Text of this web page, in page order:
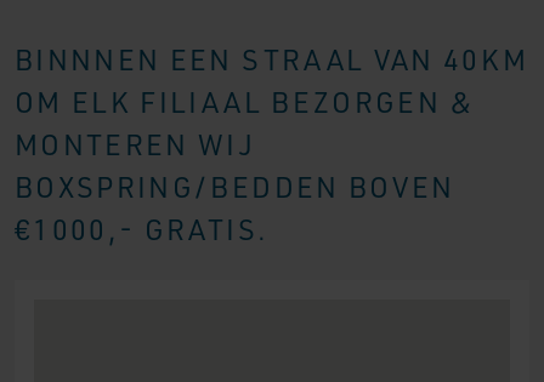
BINNNEN EEN STRAAL VAN 40KM
OM ELK FILIAAL BEZORGEN &
MONTEREN WIJ
BOXSPRING/BEDDEN BOVEN
€1000,- GRATIS.